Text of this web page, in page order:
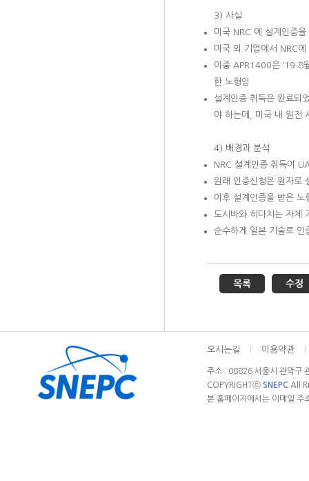
3) 사실
미국 NRC 에 설계인증
미국 외 기업에서 NRC에
이중 APR1400은 ‘19.8
한 노형임
설계인증 취득은 완료되
야 하는데
미국 내 원전
4) 배경과 분석
NRC 설계인증 취득이
원래 인증신청은 원자로
이후 설계인증을 받은 노
도시바와 히다치는 자체
순수하게 일본 기술로 인
목록 수정
오시는길 이용약관
주소 : 08826 서울시 관악구
COPYRIGHTⓒ SNEPC All
본 홈페이지에서는 이메일 주